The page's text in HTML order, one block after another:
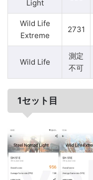
Light
Wild Life
Extreme
2731
Wild Life
測定
不可
1セット目